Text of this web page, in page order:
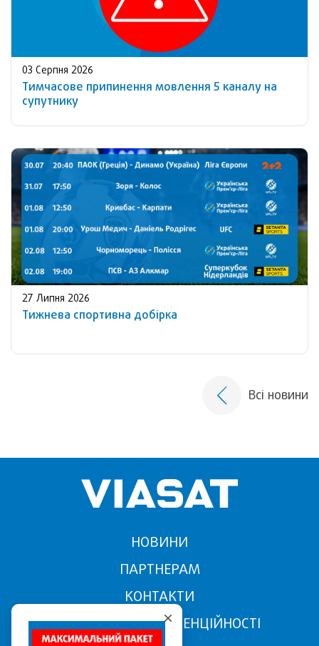
03 Серпня 2026
Тимчасове припинення мовлення 5 каналу на
супутнику
27 Липня 2026
Тижнева спортивна добірка
Всі новини
НОВИНИ
ПАРТНЕРАМ
КОНТАКТИ
ПОЛІТИКА КОНФІДЕНЦІЙНОСТІ